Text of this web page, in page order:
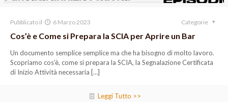
Pubblicato il 6 Marzo 2023 Categorie
Cos’è e Come si Prepara la SCIA per Aprire un Bar
Un documento semplice semplice ma che ha bisogno di molto lavoro.
Scopriamo cos’è, come si prepara la SCIA, la Segnalazione Certificata
di Inizio Attività necessaria […]
Leggi Tutto >>